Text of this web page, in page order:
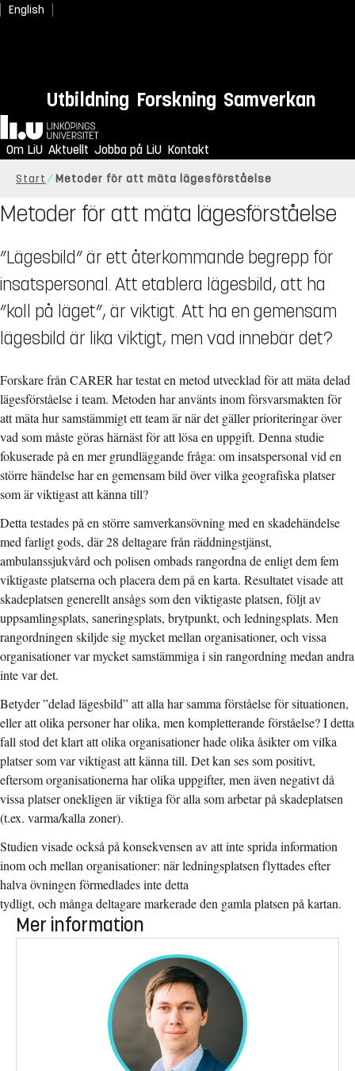
English
Utbildning Forskning Samverkan
Hem
Om LiU Aktuellt Jobba på LiU Kontakt
Start Metoder för att mäta lägesförståelse
Metoder för att mäta lägesförståelse
”Lägesbild” är ett återkommande begrepp för
insatspersonal. Att etablera lägesbild, att ha
”koll på läget”, är viktigt. Att ha en gemensam
lägesbild är lika viktigt, men vad innebär det?
Forskare från CARER har testat en metod utvecklad för att mäta delad
lägesförståelse i team. Metoden har använts inom försvarsmakten för
att mäta hur samstämmigt ett team är när det gäller prioriteringar över
vad som måste göras härnäst för att lösa en uppgift. Denna studie
fokuserade på en mer grundläggande fråga: om insatspersonal vid en
större händelse har en gemensam bild över vilka geografiska platser
som är viktigast att känna till?
Detta testades på en större samverkansövning med en skadehändelse
med farligt gods, där 28 deltagare från räddningstjänst,
ambulanssjukvård och polisen ombads rangordna de enligt dem fem
viktigaste platserna och placera dem på en karta. Resultatet visade att
skadeplatsen generellt ansågs som den viktigaste platsen, följt av
uppsamlingsplats, saneringsplats, brytpunkt, och ledningsplats. Men
rangordningen skiljde sig mycket mellan organisationer, och vissa
organisationer var mycket samstämmiga i sin rangordning medan andra
inte var det.
Betyder ”delad lägesbild” att alla har samma förståelse för situationen,
eller att olika personer har olika, men kompletterande förståelse? I detta
fall stod det klart att olika organisationer hade olika åsikter om vilka
platser som var viktigast att känna till. Det kan ses som positivt,
eftersom organisationerna har olika uppgifter, men även negativt då
vissa platser onekligen är viktiga för alla som arbetar på skadeplatsen
(t.ex. varma/kalla zoner).
Studien visade också på konsekvensen av att inte sprida information
inom och mellan organisationer: när ledningsplatsen flyttades efter
halva övningen förmedlades inte detta
tydligt, och många deltagare markerade den gamla platsen på kartan.
Mer information